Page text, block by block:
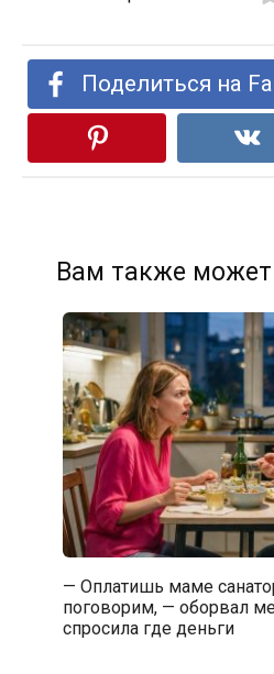
Поделиться на
Вам также
— Оплатишь маме
поговорим, — оборвал
спросила где деньги